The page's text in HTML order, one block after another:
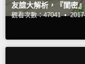
友誼大解析，『閨密
觀看次數：47041 •